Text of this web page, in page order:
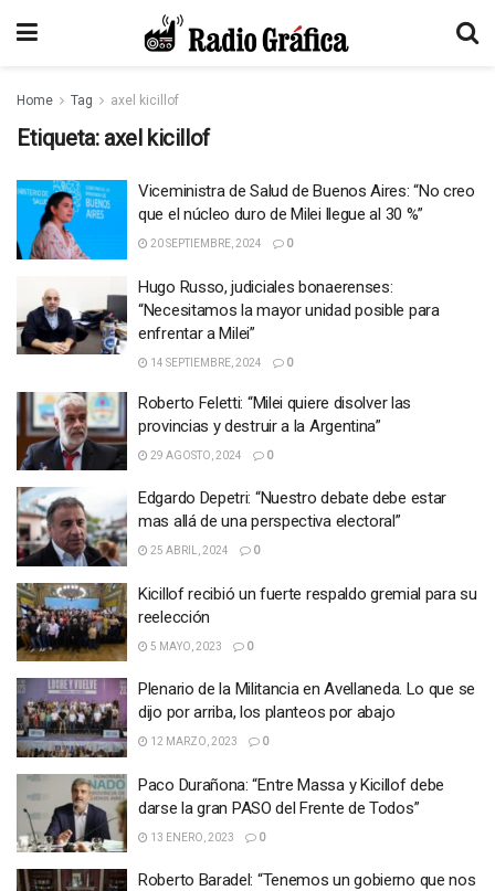
Home Tag axel kicillof
Etiqueta: axel kicillof
Viceministra de Salud de Buenos Aires: “No creo
que el núcleo duro de Milei llegue al 30 %”
20 SEPTIEMBRE, 2024 0
Hugo Russo, judiciales bonaerenses:
“Necesitamos la mayor unidad posible para
enfrentar a Milei”
14 SEPTIEMBRE, 2024 0
Roberto Feletti: “Milei quiere disolver las
provincias y destruir a la Argentina”
29 AGOSTO, 2024 0
Edgardo Depetri: “Nuestro debate debe estar
mas allá de una perspectiva electoral”
25 ABRIL, 2024 0
Kicillof recibió un fuerte respaldo gremial para su
reelección
5 MAYO, 2023 0
Plenario de la Militancia en Avellaneda. Lo que se
dijo por arriba, los planteos por abajo
12 MARZO, 2023 0
Paco Durañona: “Entre Massa y Kicillof debe
darse la gran PASO del Frente de Todos”
13 ENERO, 2023 0
Roberto Baradel: “Tenemos un gobierno que nos